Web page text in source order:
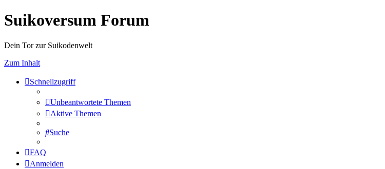
Suikoversum Forum
Dein Tor zur Suikodenwelt
Zum Inhalt
Schnellzugriff
Unbeantwortete Themen
Aktive Themen
Suche
FAQ
Anmelden